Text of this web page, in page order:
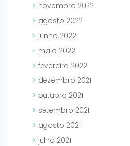
novembro 2022
agosto 2022
junho 2022
maio 2022
fevereiro 2022
dezembro 2021
outubro 2021
setembro 2021
agosto 2021
julho 2021